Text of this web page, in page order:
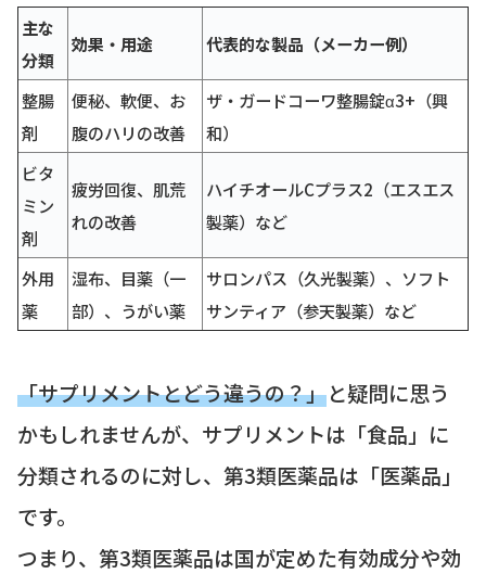
主な
分類
効果・用途 代表的な製品（メーカー例）
整腸
剤
便秘、軟便、お
腹のハリの改善
ザ・ガードコーワ整腸錠α3+（興
和）
ビタ
ミン
剤
疲労回復、肌荒
れの改善
ハイチオールCプラス2（エスエス
製薬）など
外用
薬
湿布、目薬（一
部）、うがい薬
サロンパス（久光製薬）、ソフト
サンティア（参天製薬）など
「サプリメントとどう違うの？」と疑問に思う
かもしれませんが、サプリメントは「食品」に
分類されるのに対し、第3類医薬品は「医薬品」
です。
つまり、第3類医薬品は国が定めた有効成分や効